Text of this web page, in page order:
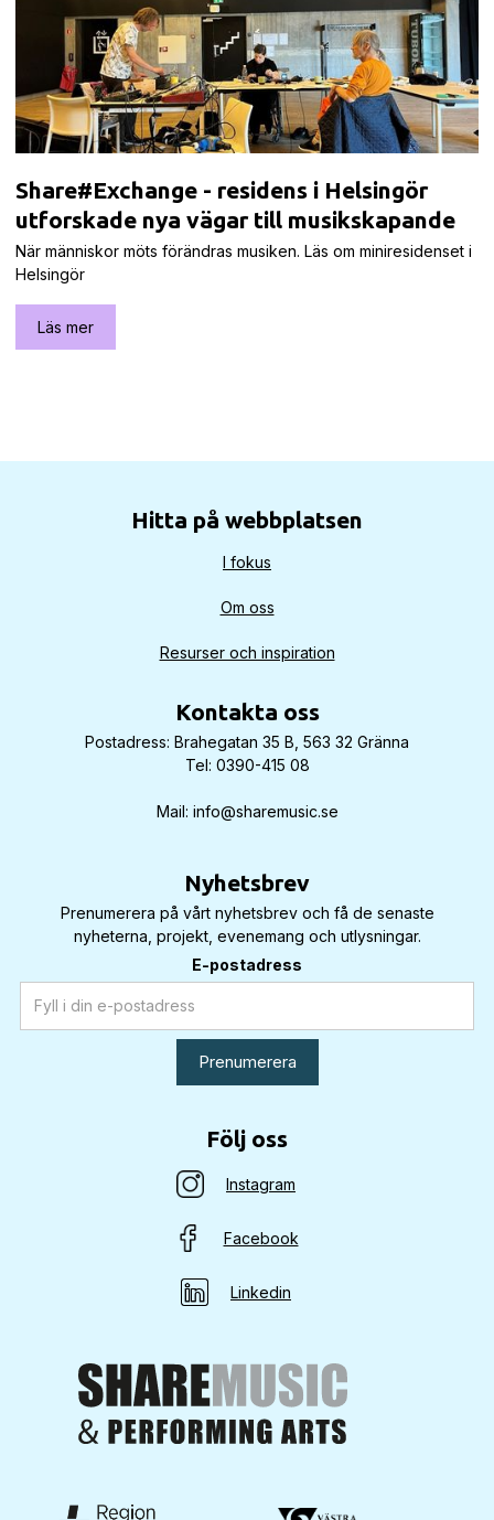
Share#Exchange - residens i Helsingör
utforskade nya vägar till musikskapande
När människor möts förändras musiken. Läs om miniresidenset i
Helsingör
Läs mer
Hitta på webbplatsen
I fokus
Om oss
Resurser och inspiration
Kontakta oss
Postadress: Brahegatan 35 B, 563 32 Gränna
Tel: 0390-415 08
Mail: info@sharemusic.se
Nyhetsbrev
Prenumerera på vårt nyhetsbrev och få de senaste
nyheterna, projekt, evenemang och utlysningar.
E-postadress
Följ oss
Instagram
Facebook
Linkedin